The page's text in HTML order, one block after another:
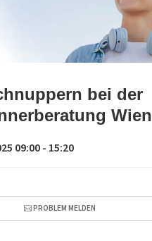
bei der
Wien
09:00 - 15:20
PROBLEM MELDEN